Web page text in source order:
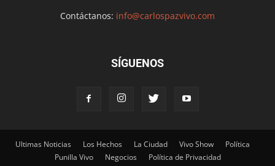
Contáctanos: info@carlospazvivo.com
SÍGUENOS
Ultimas Noticias Los Hechos La Ciudad Vivo Show
Política
Punilla Vivo
Negocios Política de Privacidad